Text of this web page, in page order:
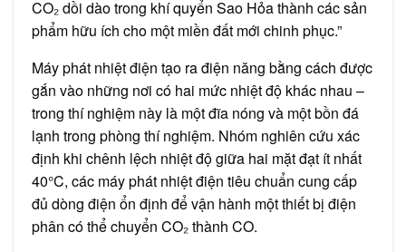
CO₂ dồi dào trong khí quyển Sao Hỏa thành các sản
phẩm hữu ích cho một miền đất mới chinh phục.”
Máy phát nhiệt điện tạo ra điện năng bằng cách được
gắn vào những nơi có hai mức nhiệt độ khác nhau –
trong thí nghiệm này là một đĩa nóng và một bồn đá
lạnh trong phòng thí nghiệm. Nhóm nghiên cứu xác
định khi chênh lệch nhiệt độ giữa hai mặt đạt ít nhất
40°C, các máy phát nhiệt điện tiêu chuẩn cung cấp
đủ dòng điện ổn định để vận hành một thiết bị điện
phân có thể chuyển CO₂ thành CO.